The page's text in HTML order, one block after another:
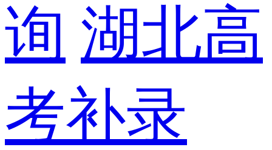
询 湖北高
考补录